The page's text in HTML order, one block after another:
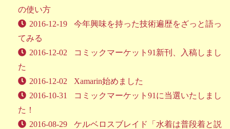
の使い方
2016-12-19
今年興味を持った技術遍歴をざっと語っ
てみる
2016-12-02
コミックマーケット91新刊、入稿しまし
た
2016-12-02
Xamarin始めました
2016-10-31
コミックマーケット91に当選いたしまし
た！
2016-08-29
ケルベロスブレイド「水着は普段着と説